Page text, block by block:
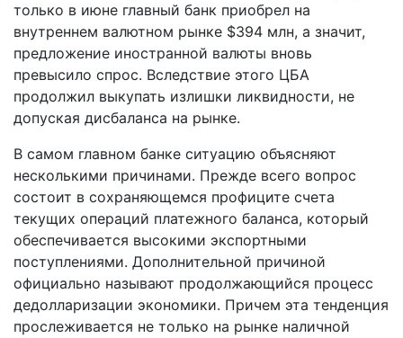
только в июне главный банк приобрел на
внутреннем валютном рынке $394 млн, а значит,
предложение иностранной валюты вновь
превысило спрос. Вследствие этого ЦБА
продолжил выкупать излишки ликвидности, не
допуская дисбаланса на рынке.
В самом главном банке ситуацию объясняют
несколькими причинами. Прежде всего вопрос
состоит в сохраняющемся профиците счета
текущих операций платежного баланса, который
обеспечивается высокими экспортными
поступлениями. Дополнительной причиной
официально называют продолжающийся процесс
дедолларизации экономики. Причем эта тенденция
прослеживается не только на рынке наличной